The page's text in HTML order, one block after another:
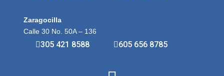
Zaragocilla
Calle 30 No. 50A – 136
305 421 8588 605 656 8785